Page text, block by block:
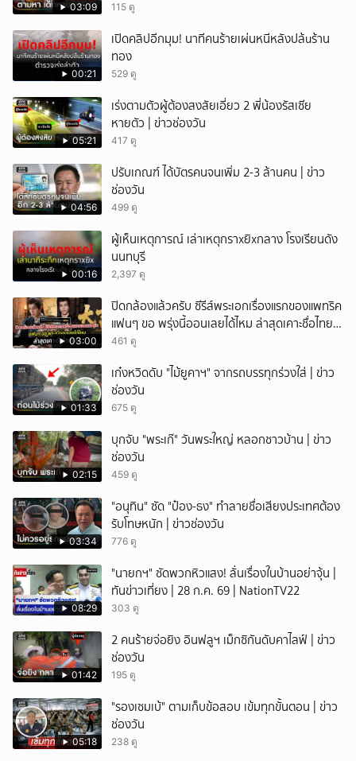
03:09 115 ดู
00:21
เปิดคลิปอีกมุม! นาทีคนร้ายเผ่นหนีหลังปล้uร้าน
ทอง
529 ดู
05:21
เร่งตามตัวผู้ต้องสงสัยเอี่ยว 2 พี่น้องรัสเซีย
หายตัว | ข่าวช่องวัน
417 ดู
04:56
ปรับเกณฑ์ ได้บัตรคนจนเพิ่ม 2-3 ล้านคน | ข่าว
ช่องวัน
499 ดู
00:16
ผู้เห็นเหตุการณ์ เล่าเหตุกราxยิxกลาง โรงเรียนดัง
นนทบุรี
2,397 ดู
03:00
ปิดกล้องแล้วครับ ซีรีส์พระเอกเรื่องแรกของแพทริค
แฟนๆ ขอ พรุ่งนี้ออนเลยได้ไหม ล่าสุดเคาะชื่อไทย
แล้ว
461 ดู
01:33
เก๋งหวิดดับ "ไม้ยูคาฯ" จากรถบรรทุกร่วงใส่ | ข่าว
ช่องวัน
675 ดู
02:15
บุกจับ "พระเก๊" วันพระใหญ่ หลอกชาวบ้าน | ข่าว
ช่องวัน
459 ดู
03:34
"อนุทิน" ซัด "ป๋อง-ธง" ทำลายชื่อเสียงประเทศต้อง
รับโทษหนัก | ข่าวช่องวัน
776 ดู
08:29
"นายกฯ" ซัดพวกหิวแสง! ลั่นเรื่องในบ้านอย่าจุ้น |
ทันข่าวเที่ยง | 28 ก.ค. 69 | NationTV22
303 ดู
01:42
2 คนร้ายจ่อยิง อินฟลูฯ เม็กซิกันดับคาไลฟ์ | ข่าว
ช่องวัน
195 ดู
05:18
"รองเซมเบ้" ตามเก็บข้อสอบ เข้มทุกขั้นตอน | ข่าว
ช่องวัน
238 ดู